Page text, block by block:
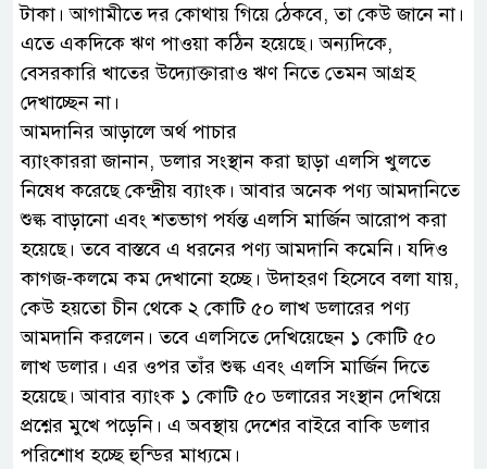
টাকা। আগামীতে দর কোথায় গিয়ে ঠেকবে, তা কেউ জানে না।
এতে একদিকে ঋণ পাওয়া কঠিন হয়েছে। অন্যদিকে,
বেসরকারি খাতের উদ্যোক্তারাও ঋণ নিতে তেমন আগ্রহ
দেখাচ্ছেন না।
আমদানির আড়ালে অর্থ পাচার
ব্যাংকাররা জানান, ডলার সংস্থান করা ছাড়া এলসি খুলতে
নিষেধ করেছে কেন্দ্রীয় ব্যাংক। আবার অনেক পণ্য আমদানিতে
শুল্ক বাড়ানো এবং শতভাগ পর্যন্ত এলসি মার্জিন আরোপ করা
হয়েছে। তবে বাস্তবে এ ধরনের পণ্য আমদানি কমেনি। যদিও
কাগজ-কলমে কম দেখানো হচ্ছে। উদাহরণ হিসেবে বলা যায়,
কেউ হয়তো চীন থেকে ২ কোটি ৫০ লাখ ডলারের পণ্য
আমদানি করলেন। তবে এলসিতে দেখিয়েছেন ১ কোটি ৫০
লাখ ডলার। এর ওপর তাঁর শুল্ক এবং এলসি মার্জিন দিতে
হয়েছে। আবার ব্যাংক ১ কোটি ৫০ ডলারের সংস্থান দেখিয়ে
প্রশ্নের মুখে পড়েনি। এ অবস্থায় দেশের বাইরে বাকি ডলার
পরিশোধ হচ্ছে হুন্ডির মাধ্যমে।